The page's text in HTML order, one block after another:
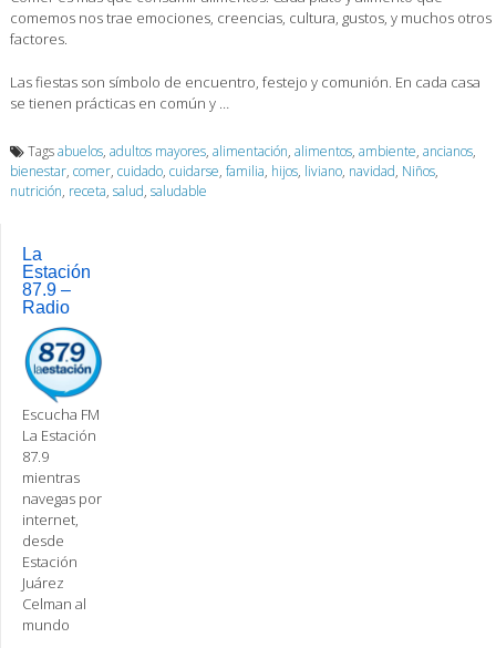
comemos nos trae emociones, creencias, cultura, gustos, y muchos otros
factores.
Las fiestas son símbolo de encuentro, festejo y comunión. En cada casa
se tienen prácticas en común y …
Tagsabuelos, adultos mayores, alimentación, alimentos, ambiente, ancianos,
bienestar, comer, cuidado, cuidarse, familia, hijos, liviano, navidad, Niños,
nutrición, receta, salud, saludable
La
Estación
87.9 –
Radio
Escucha FM
La Estación
87.9
mientras
navegas por
internet,
desde
Estación
Juárez
Celman al
mundo